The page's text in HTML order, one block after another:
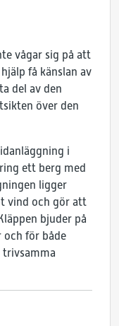
vågar sig på att
få känslan av
del av den
över den
i
ett berg med
ligger
vind och gör att
bjuder på
och för både
trivsamma